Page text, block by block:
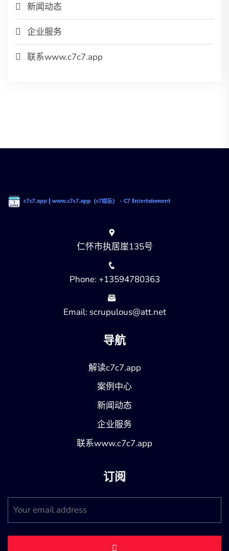
新闻动态
企业服务
联系www.c7c7.app
仁怀市执居崖135号
Phone: +13594780363
Email: scrupulous@att.net
导航
解读c7c7.app
案例中心
新闻动态
企业服务
联系www.c7c7.app
订阅